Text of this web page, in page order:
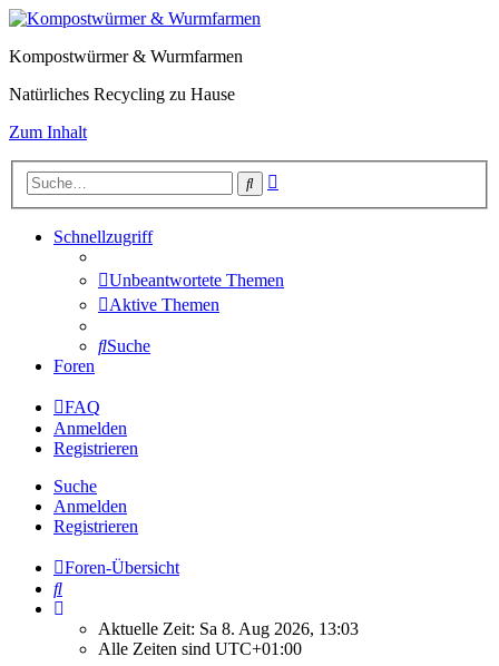
Kompostwürmer & Wurmfarmen
Natürliches Recycling zu Hause
Zum Inhalt
Suche
Schnellzugriff
Unbeantwortete Themen
Aktive Themen
Suche
Foren
FAQ
Anmelden
Registrieren
Suche
Anmelden
Registrieren
Foren-Übersicht
Suche
Aktuelle Zeit: Sa 8. Aug 2026, 13:03
Alle Zeiten sind UTC+01:00